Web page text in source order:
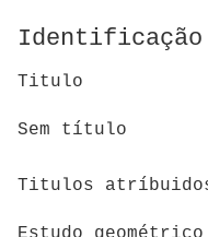
Identificação
Titulo
Sem título
Titulos